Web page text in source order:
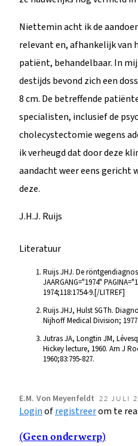
Niettemin acht ik de
relevant en, afhankelijk van
patiënt, behandelbaar. In
destijds bevond zich een
8 cm. De betreffende
specialisten, inclusief de
cholecystectomie wegens
ik verheugd dat door deze
aandacht weer eens gericht
deze.
J.H.J. Ruijs
Literatuur
Ruijs JHJ. De
JAARGANG="1974"
1974;118:1754-9.[/LITREF]
Ruijs JHJ, Hulst SGTh.
Nijhoff Medical Division; 1977.
Jutras JA, Longtin JM,
Hickey lecture, 1960. Am J
1960;83:795-827.
E.M. Von Meyenfeldt 22 JULI
Loginofregistreerom te
(Geen onderwerp)